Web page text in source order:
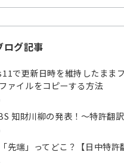
ログ記事
で更新日時を維持したまま
ァイルをコピーする方法
知財川柳の発表！～特許翻
先端」ってどこ？【日中特許